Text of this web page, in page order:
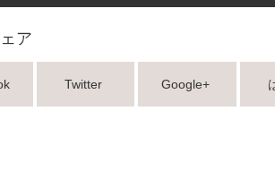
ア
Twitter Google+